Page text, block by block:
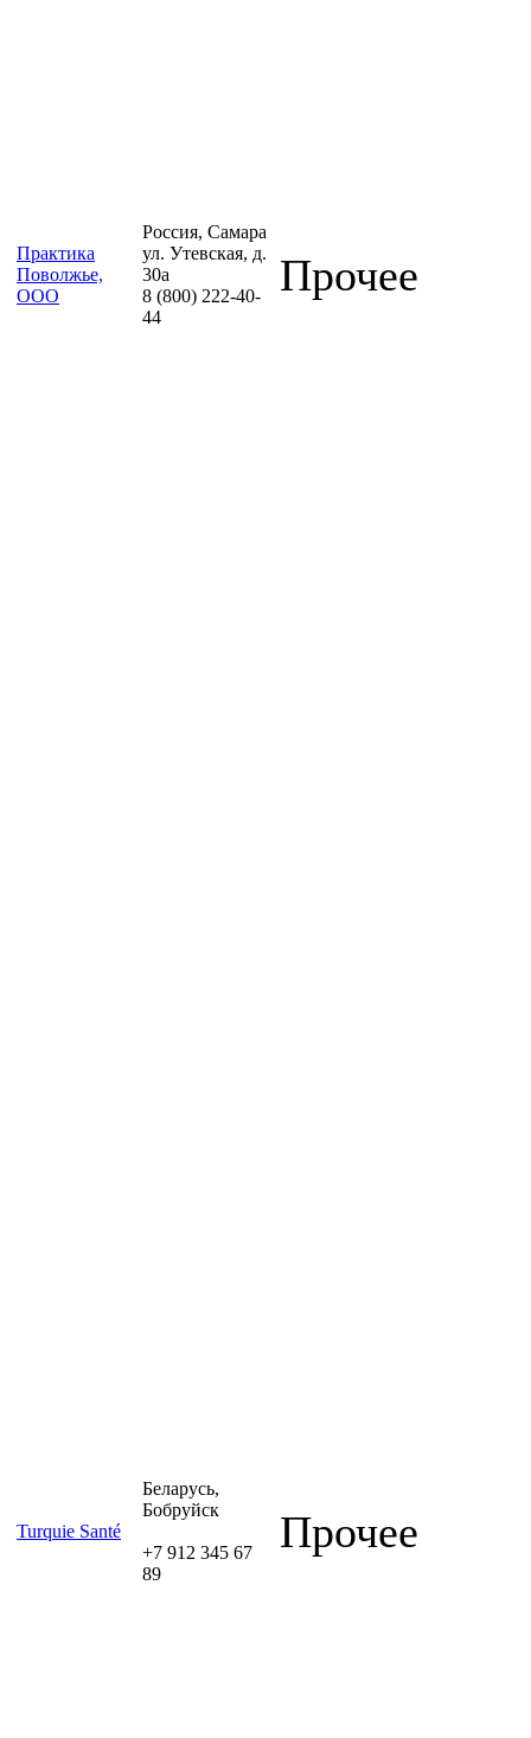
Практика
Поволжье,
ООО
Россия, Самара
ул. Утевская, д.
30а
8 (800) 222-40-
44
Прочее
Turquie Santé
Беларусь,
Бобруйск
+7 912 345 67
89
Прочее